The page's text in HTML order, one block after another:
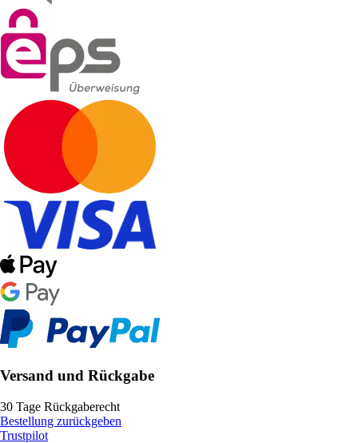
Versand und Rückgabe
30 Tage Rückgaberecht
Bestellung zurückgeben
Trustpilot